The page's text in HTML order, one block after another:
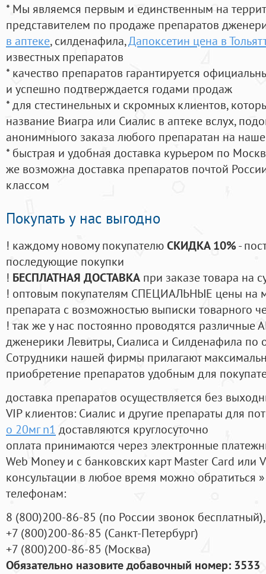
* Мы являемся первым и единственным на
представителем по продаже препаратов
в аптеке, силденафила,Дапоксетин цена в
известных препаратов
* качество препаратов гарантируется
и успешно подтверждается годами продаж
* для стестинельных и скромных клиентов,
название Виагра или Сиалис в аптеке вслух,
анонимныого заказа любого препаратан на
* быстрая и удобная доставка курьером по
же возможна доставка препаратов почтой
классом
Покупать у нас выгодно
! каждому новому покупателюСКИДКА 10%-
последующие покупки
! БЕСПЛАТНАЯ ДОСТАВКА при заказе товара на
! оптовым покупателям СПЕЦИАЛЬНЫЕ цены на
препарата с возможностью выписки товарного
! так же у нас постоянно проводятся
дженерики Левитры, Сиалиса и Силденафила по
Cотрудники нашей фирмы прилагают
приобретение препаратов удобным для
доставка препаратов осуществляется без
VIP клиентов: Сиалис и другие препараты для
о 20мг n1 доставляются круглосуточно
оплата принимаются через электронные
Web Money и с банковских карт Master Card или
консультации в любое время можно обратиться
телефонам:
8 (800)200-86-85 (по России звонок бесплатный),
+7 (800)200-86-85 (Санкт-Петербург)
+7 (800)200-86-85 (Москва)
Обязательно назовите добавочный номер: 3533